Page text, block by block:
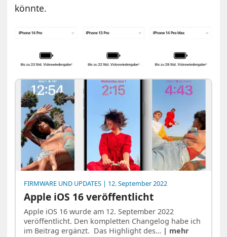
könnte.
FIRMWARE UND UPDATES | 12. September 2022
Apple iOS 16 veröffentlicht
Apple iOS 16 wurde am 12. September 2022
veröffentlicht. Den kompletten Changelog habe ich
im Beitrag ergänzt. Das Highlight des… | mehr